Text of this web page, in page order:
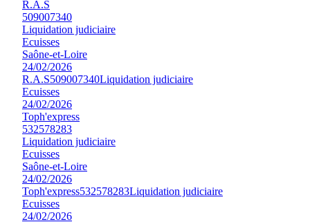
R.A.S
509007340
Liquidation judiciaire
Ecuisses
Saône-et-Loire
24/02/2026
R.A.S509007340Liquidation judiciaire
Ecuisses
24/02/2026
Toph'express
532578283
Liquidation judiciaire
Ecuisses
Saône-et-Loire
24/02/2026
Toph'express532578283Liquidation judiciaire
Ecuisses
24/02/2026